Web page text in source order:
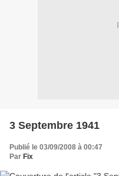
3 Septembre 1941
Publié le 03/09/2008 à 00:47
Par Fix